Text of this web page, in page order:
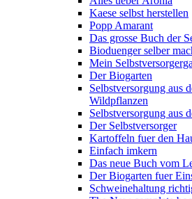
Kaese selbst herstellen
Popp Amarant
Das grosse Buch der
Bioduenger selber
Mein
Der Biogarten
Selbstversorgung aus
Wildpflanzen
Selbstversorgung aus
Der Selbstversorger
Kartoffeln fuer den
Einfach imkern
Das neue Buch vom
Der Biogarten fuer
Schweinehaltung